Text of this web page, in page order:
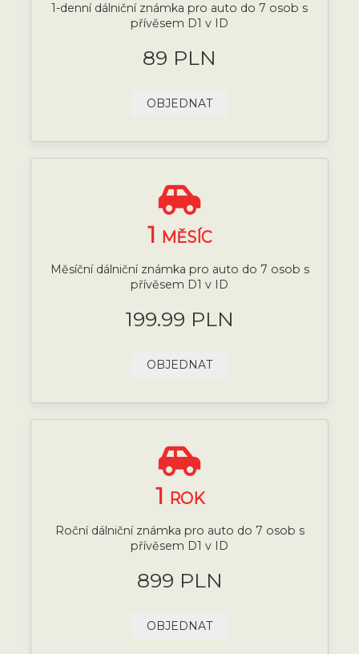
1-denní dálniční známka pro auto do 7 osob s
přívěsem D1 v ID
89 PLN
OBJEDNAT
1 MĚSÍC
Měsíční dálniční známka pro auto do 7 osob s
přívěsem D1 v ID
199.99 PLN
OBJEDNAT
1 ROK
Roční dálniční známka pro auto do 7 osob s
přívěsem D1 v ID
899 PLN
OBJEDNAT